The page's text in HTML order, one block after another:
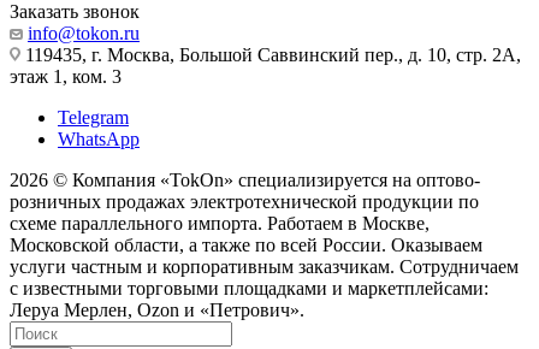
Заказать звонок
info@tokon.ru
119435, г. Москва, Большой Саввинский пер., д. 10, стр. 2А,
этаж 1, ком. 3
Telegram
WhatsApp
2026 © Компания «TokOn» специализируется на оптово-
розничных продажах электротехнической продукции по
схеме параллельного импорта. Работаем в Москве,
Московской области, а также по всей России. Оказываем
услуги частным и корпоративным заказчикам. Сотрудничаем
с известными торговыми площадками и маркетплейсами:
Леруа Мерлен, Ozon и «Петрович».